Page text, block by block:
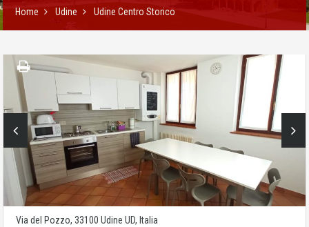
Home Udine Udine Centro Storico
Via del Pozzo, 33100 Udine UD, Italia